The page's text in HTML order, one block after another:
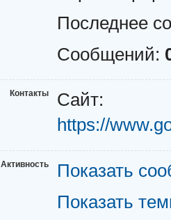
Последнее
Сообщений:
Контакты
Сайт:
https://
Активность
Показать
Показать